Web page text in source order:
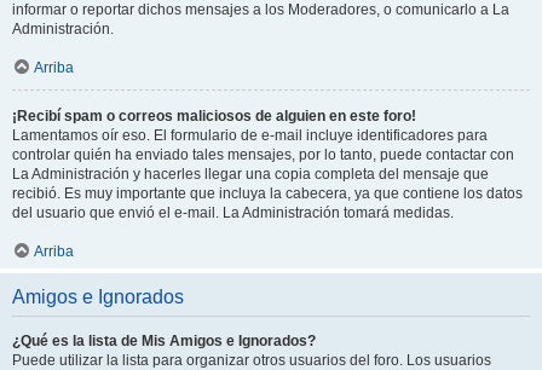
informar o reportar dichos mensajes a los Moderadores, o comunicarlo a La
Administración.
Arriba
¡Recibí spam o correos maliciosos de alguien en este foro!
Lamentamos oír eso. El formulario de e-mail incluye identificadores para
controlar quién ha enviado tales mensajes, por lo tanto, puede contactar con
La Administración y hacerles llegar una copia completa del mensaje que
recibió. Es muy importante que incluya la cabecera, ya que contiene los datos
del usuario que envió el e-mail. La Administración tomará medidas.
Arriba
Amigos e Ignorados
¿Qué es la lista de Mis Amigos e Ignorados?
Puede utilizar la lista para organizar otros usuarios del foro. Los usuarios